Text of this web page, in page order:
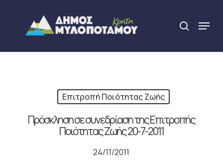
content
search
Menu
Επιτροπή Ποιότητας Ζωής
Πρόσκληση σε συνεδρίαση της Επιτροπής
Ποιότητας Ζωής 20-7-2011
24/11/2011
Close